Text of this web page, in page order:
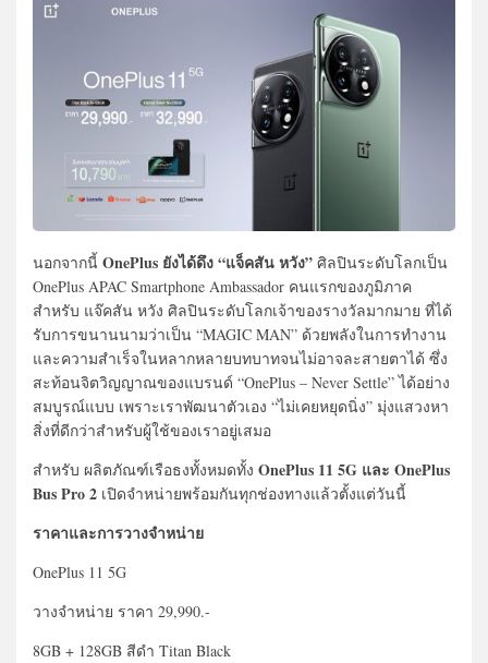
นอกจากนี้ OnePlus ยังได้ดึง “แจ็คสัน หวัง” ศิลปินระดับโลกเป็น
OnePlus APAC Smartphone Ambassador คนแรกของภูมิภาค
สำหรับ แจ๊คสัน หวัง ศิลปินระดับโลกเจ้าของรางวัลมากมาย ที่ได้
รับการขนานนามว่าเป็น “MAGIC MAN” ด้วยพลังในการทำงาน
และความสำเร็จในหลากหลายบทบาทจนไม่อาจละสายตาได้ ซึ่ง
สะท้อนจิตวิญญาณของแบรนด์ “OnePlus – Never Settle” ได้อย่าง
สมบูรณ์แบบ เพราะเราพัฒนาตัวเอง “ไม่เคยหยุดนิ่ง” มุ่งแสวงหา
สิ่งที่ดีกว่าสำหรับผู้ใช้ของเราอยู่เสมอ
สำหรับ ผลิตภัณฑ์เรือธงทั้งหมดทั้ง OnePlus 11 5G และ OnePlus
Bus Pro 2 เปิดจำหน่ายพร้อมกันทุกช่องทางแล้วตั้งแต่วันนี้
ราคาและการวางจำหน่าย
OnePlus 11 5G
วางจำหน่าย ราคา 29,990.-
8GB + 128GB สีดำ Titan Black